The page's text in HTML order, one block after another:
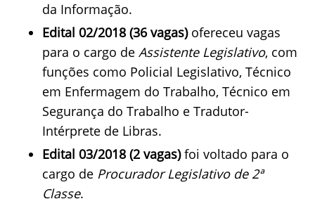
da Informação.
Edital 02/2018 (36 vagas)ofereceu vagas
para o cargo de Assistente Legislativo, com
funções como Policial Legislativo, Técnico
em Enfermagem do Trabalho, Técnico em
Segurança do Trabalho e Tradutor-
Intérprete de Libras.
Edital 03/2018 (2 vagas)foi voltado para o
cargo de Procurador Legislativo de 2ª
Classe.